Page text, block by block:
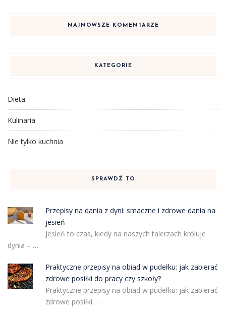
NAJNOWSZE KOMENTARZE
KATEGORIE
Dieta
Kulinaria
Nie tylko kuchnia
SPRAWDŹ TO
Przepisy na dania z dyni: smaczne i zdrowe dania na
jesień
Jesień to czas, kiedy na naszych talerzach króluje
dynia – …
Praktyczne przepisy na obiad w pudełku: jak zabierać
zdrowe posiłki do pracy czy szkoły?
Praktyczne przepisy na obiad w pudełku: jak zabierać
zdrowe posiłki …